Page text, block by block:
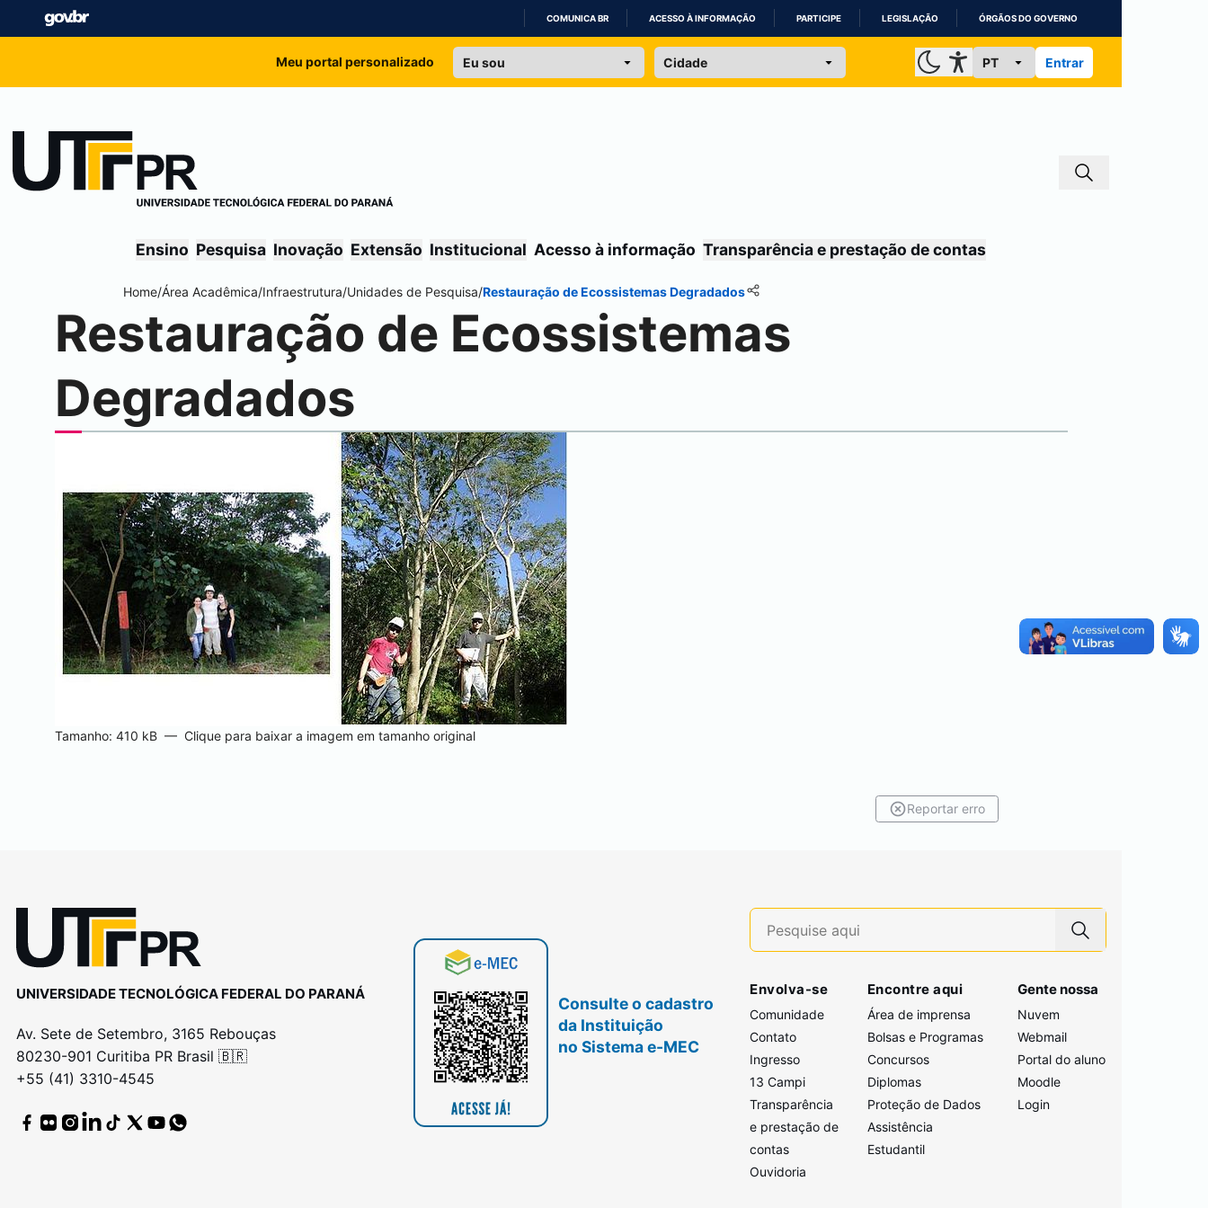
IR
COMUNICA BR ACESSO À INFORMAÇÃO PARTICIPE LEGISLAÇÃO ÓRGÃOS DO GOVERNO
Meu portal personalizado Entrar
Ensino Pesquisa Inovação Extensão Institucional Acesso à informação Transparência e prestação de contas
Home/Área Acadêmica/Infraestrutura/Unidades de Pesquisa/Restauração de Ecossistemas Degradados
Restauração de Ecossistemas
Degradados
Tamanho: 410 kB— Clique para baixar a imagem em tamanho original
Reportar erro
UNIVERSIDADE TECNOLÓGICA FEDERAL DO PARANÁ
Av. Sete de Setembro, 3165 Rebouças
80230-901 Curitiba PR Brasil 🇧🇷
+55 (41) 3310-4545
Consulte o cadastro
da Instituição
no Sistema e-MEC
Envolva-se
Comunidade
Contato
Ingresso
13 Campi
Transparência
e prestação de
contas
Ouvidoria
Encontre aqui
Área de imprensa
Bolsas e Programas
Concursos
Diplomas
Proteção de Dados
Assistência
Estudantil
Gente nossa
Nuvem
Webmail
Portal do aluno
Moodle
Login